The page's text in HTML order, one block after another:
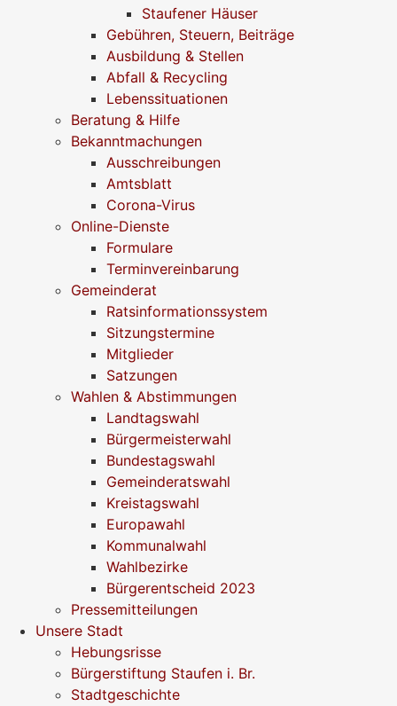
Staufener Häuser
Gebühren, Steuern, Beiträge
Ausbildung & Stellen
Abfall & Recycling
Lebenssituationen
Beratung & Hilfe
Bekanntmachungen
Ausschreibungen
Amtsblatt
Corona-Virus
Online-Dienste
Formulare
Terminvereinbarung
Gemeinderat
Ratsinformationssystem
Sitzungstermine
Mitglieder
Satzungen
Wahlen & Abstimmungen
Landtagswahl
Bürgermeisterwahl
Bundestagswahl
Gemeinderatswahl
Kreistagswahl
Europawahl
Kommunalwahl
Wahlbezirke
Bürgerentscheid 2023
Pressemitteilungen
Unsere Stadt
Hebungsrisse
Bürgerstiftung Staufen i. Br.
Stadtgeschichte